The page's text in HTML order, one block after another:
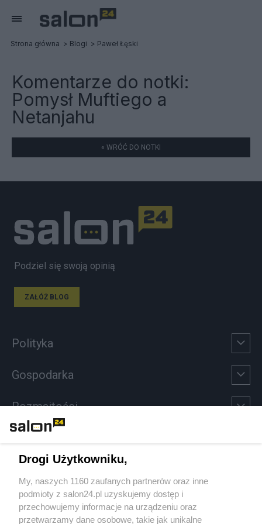
Strona główna Blogi Paweł Łęski
Komentarze do notki:
Pomysł Muftiego a
Netanjahu
« WRÓĆ DO NOTKI
Podziel się swoją opinią
ZAŁÓŻ BLOG
Polityka
Gospodarka
Rozmaitości
Sport
Społeczeństwo
Drogi Użytkowniku,
My, naszych 1160 zaufanych partnerów oraz inne
podmioty z salon24.pl uzyskujemy dostęp i
przechowujemy informacje na urządzeniu oraz
przetwarzamy dane osobowe, takie jak unikalne